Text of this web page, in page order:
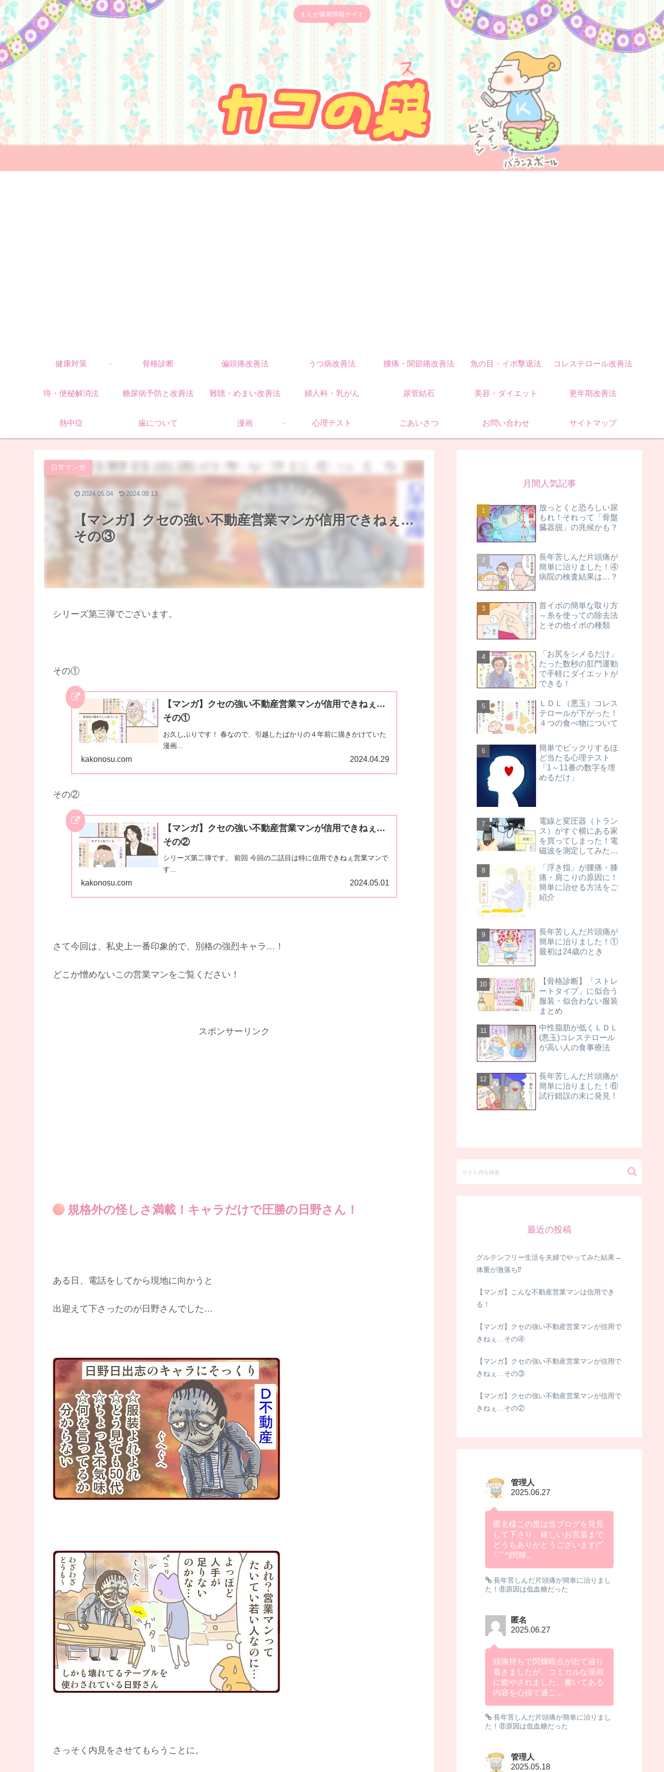
まんが健康情報サイト
健康対策 骨格診断 偏頭痛改善法 うつ病改善法 腰痛・関節痛改善法 魚の目・イボ撃退法 コレステロール改善法
痔・便秘解消法 糖尿病予防と改善法 難聴・めまい改善法 婦人科・乳がん 尿管結石 美容・ダイエット 更年期改善法
熱中症 歯について 漫画 心理テスト ごあいさつ お問い合わせ サイトマップ
【マンガ】クセの強い不動産営業マンが信用できねぇ…
その③
日常マンガ
2024.05.04 2024.09.13
シリーズ第三弾でございます。
その①
【マンガ】クセの強い不動産営業マンが信用できねぇ…
その①
お久しぶりです！ 春なので、引越したばかりの４年前に描きかけていた
漫画...
kakonosu.com 2024.04.29
その②
【マンガ】クセの強い不動産営業マンが信用できねぇ…
その②
シリーズ第二弾です。 前回 今回の二話目は特に信用できねぇ営業マンで
す...
kakonosu.com 2024.05.01
さて今回は、私史上一番印象的で、別格の強烈キャラ…！
どこか憎めないこの営業マンをご覧ください！
スポンサーリンク
規格外の怪しさ満載！キャラだけで圧勝の日野さん！
ある日、電話をしてから現地に向かうと
出迎えて下さったのが日野さんでした…
さっそく内見をさせてもらうことに。
月間人気記事
放っとくと恐ろしい尿
もれ！それって「骨盤
臓器脱」の兆候かも？
長年苦しんだ片頭痛が
簡単に治りました！④
病院の検査結果は…？
首イボの簡単な取り方
～糸を使っての除去法
とその他イボの種類
「お尻をシメるだけ」
たった数秒の肛門運動
で手軽にダイエットが
できる！
ＬＤＬ（悪玉）コレス
テロールが下がった！
４つの食べ物について
簡単でビックリするほ
ど当たる心理テスト
「1～11番の数字を埋
めるだけ」
電線と変圧器（トラン
ス）がすぐ横にある家
を買ってしまった！電
磁波を測定してみた
「浮き指」が腰痛・膝
痛・肩こりの原因に！
簡単に治せる方法をご
紹介
長年苦しんだ片頭痛が
簡単に治りました！①
最初は24歳のとき
【骨格診断】「ストレ
ートタイプ」に似合う
服装・似合わない服装
まとめ
中性脂肪が低くＬＤＬ
(悪玉)コレステロール
が高い人の食事療法
長年苦しんだ片頭痛が
簡単に治りました！⑥
試行錯誤の末に発見！
最近の投稿
グルテンフリー生活を夫婦でやってみた結果→
体重が激落ち⁉
【マンガ】こんな不動産営業マンは信用でき
る！
【マンガ】クセの強い不動産営業マンが信用で
きねぇ…その④
【マンガ】クセの強い不動産営業マンが信用で
きねぇ…その③
【マンガ】クセの強い不動産営業マンが信用で
きねぇ…その②
管理人
2025.06.27
匿名様この度は当ブログを発見
して下さり、嬉しいお言葉まで
どうもありがとうございます(*ﾟ
▽ﾟ*)閃輝...
長年苦しんだ片頭痛が簡単に治りまし
た！⑧原因は低血糖だった
匿名
2025.06.27
頭痛持ちで閃輝暗点が出て辿り
着きましたが、コミカルな漫画
に癒やされました。書いてある
内容を心得て過ご...
長年苦しんだ片頭痛が簡単に治りまし
た！⑧原因は低血糖だった
管理人
2025.05.18